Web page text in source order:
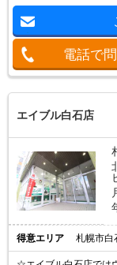
電話で
エイブル白石店
得意エリア